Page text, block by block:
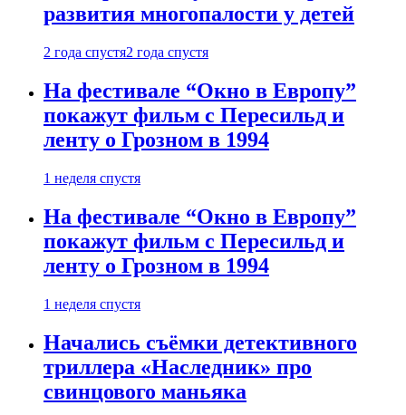
развития многопалости у детей
2 года спустя2 года спустя
На фестивале “Окно в Европу”
покажут фильм с Пересильд и
ленту о Грозном в 1994
1 неделя спустя
На фестивале “Окно в Европу”
покажут фильм с Пересильд и
ленту о Грозном в 1994
1 неделя спустя
Начались съёмки детективного
триллера «Наследник» про
свинцового маньяка